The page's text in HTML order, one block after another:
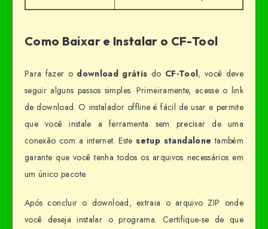
Como Baixar e Instalar o CF-Tool
Para fazer o download grátis do CF-Tool, você deve
seguir alguns passos simples. Primeiramente, acesse o link
de download. O instalador offline é fácil de usar e permite
que você instale a ferramenta sem precisar de uma
conexão com a internet. Estesetup standalone também
garante que você tenha todos os arquivos necessários em
um único pacote.
Após concluir o download, extraia o arquivo ZIP onde
você deseja instalar o programa. Certifique-se de que